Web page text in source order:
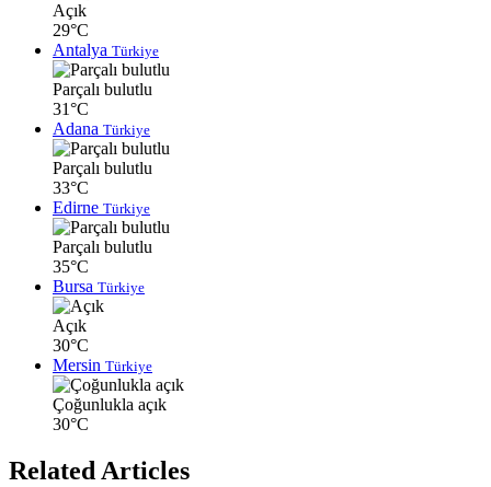
Açık
29°C
Antalya Türkiye
Parçalı bulutlu
31°C
Adana Türkiye
Parçalı bulutlu
33°C
Edirne Türkiye
Parçalı bulutlu
35°C
Bursa Türkiye
Açık
30°C
Mersin Türkiye
Çoğunlukla açık
30°C
Related Articles